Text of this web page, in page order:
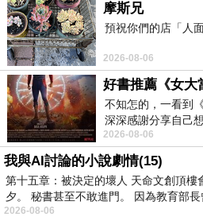
掩不住
心中鼓鼓
山邊的小
我們教她
摩斯兄
預祝你們的店「人
2026-08-06
不知怎的，一看到
深深感謝分享自己
不同樣貌的家庭！
2026-08-06
我與AI討論的小說劇情(15)
第十五章：被決定的壞人 天命文創頂樓
夕。 秘書甚至不敢進門。 因為教育部
2026-08-06